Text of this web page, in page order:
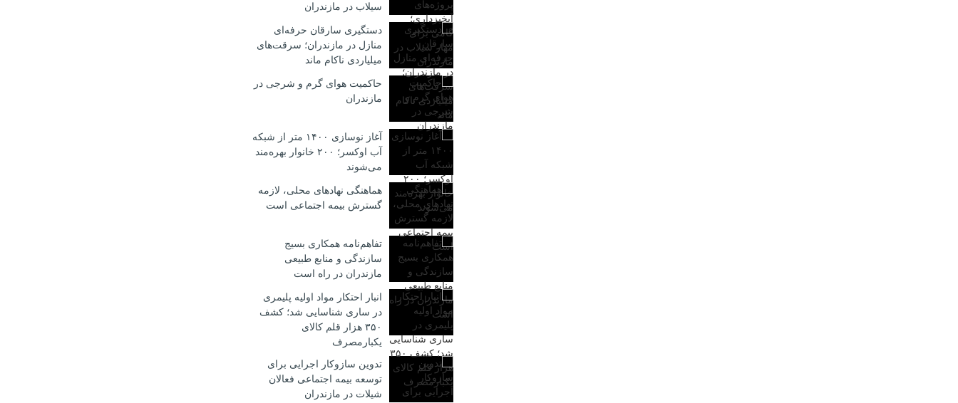
سیلاب در مازندران
دستگیری سارقان حرفه‌ای
منازل در مازندران؛ سرقت‌های
میلیاردی ناکام ماند
حاکمیت هوای گرم و شرجی در
مازندران
آغاز نوسازی ۱۴۰۰ متر از شبکه
آب اوکسر؛ ۲۰۰ خانوار بهره‌مند
می‌شوند
هماهنگی نهادهای محلی، لازمه
گسترش بیمه اجتماعی است
تفاهم‌نامه همکاری بسیج
سازندگی و منابع طبیعی
مازندران در راه است
انبار احتکار مواد اولیه پلیمری
در ساری شناسایی شد؛ کشف
۳۵۰ هزار قلم کالای
یکبارمصرف
تدوین سازوکار اجرایی برای
توسعه بیمه اجتماعی فعالان
شیلات در مازندران